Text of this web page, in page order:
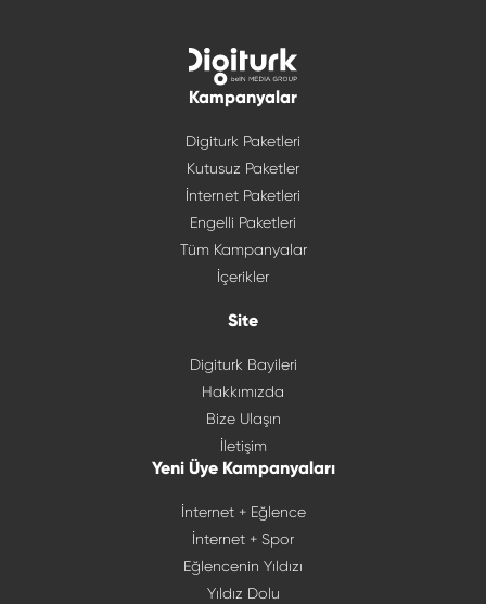
Kampanyalar
Digiturk Paketleri
Kutusuz Paketler
İnternet Paketleri
Engelli Paketleri
Tüm Kampanyalar
İçerikler
Site
Digiturk Bayileri
Hakkımızda
Bize Ulaşın
İletişim
Yeni Üye Kampanyaları
İnternet + Eğlence
İnternet + Spor
Eğlencenin Yıldızı
Yıldız Dolu